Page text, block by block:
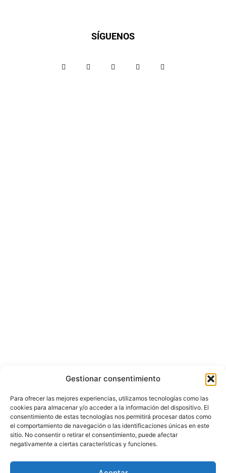
Gestionar consentimiento
Para ofrecer las mejores experiencias, utilizamos tecnologías como las
cookies para almacenar y/o acceder a la información del dispositivo. El
consentimiento de estas tecnologías nos permitirá procesar datos como
el comportamiento de navegación o las identificaciones únicas en este
sitio. No consentir o retirar el consentimiento, puede afectar
negativamente a ciertas características y funciones.
SÍGUENOS